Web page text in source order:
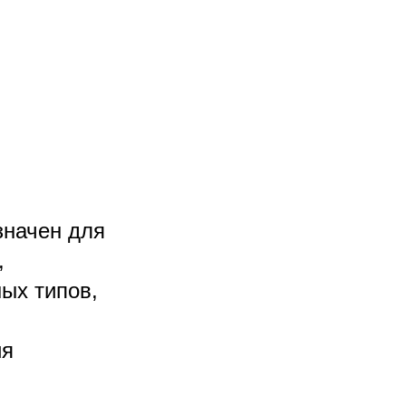
для
типов,